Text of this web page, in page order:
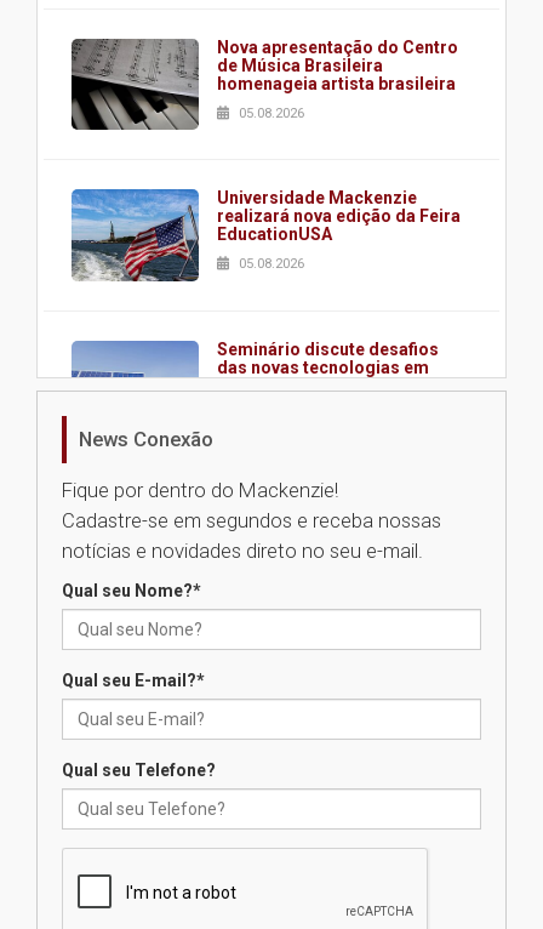
Nova apresentação do Centro
de Música Brasileira
homenageia artista brasileira
05.08.2026
Universidade Mackenzie
realizará nova edição da Feira
EducationUSA
05.08.2026
Seminário discute desafios
das novas tecnologias em
Mackenzie recepciona os
calouros do segundo semestre
de 2026
Como o Colégio Mackenzie
mesmo do Ensino Médio
04.08.2026
Como os pais podem investir
escola
News Conexão
Fique por dentro do Mackenzie!
Cadastre-se em segundos e receba nossas
notícias e novidades direto no seu e-mail.
Qual seu Nome?*
Qual seu E-mail?*
Qual seu Telefone?